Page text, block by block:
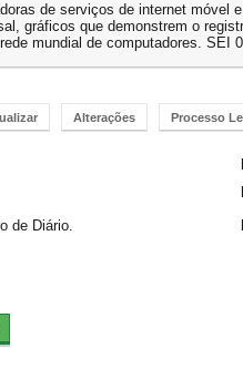
de serviços de internet móvel
gráficos que demonstrem o
mundial de computadores. SEI
Alterações Processo
de Diário.